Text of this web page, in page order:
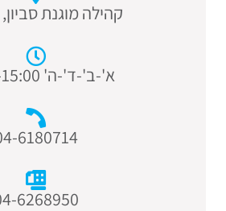
קהילה מוגנת
א'-ב'-ד'-ה' 08:00-15:00
6180714
6268950